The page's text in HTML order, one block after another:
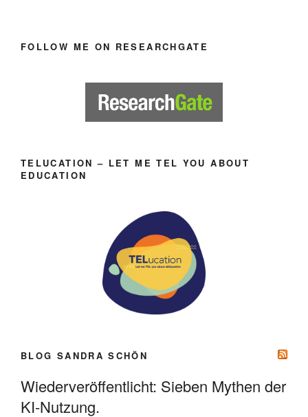
FOLLOW ME ON RESEARCHGATE
TELUCATION – LET ME TEL YOU ABOUT
EDUCATION
BLOG SANDRA SCHÖN
Wiederveröffentlicht: Sieben Mythen der
KI-Nutzung.